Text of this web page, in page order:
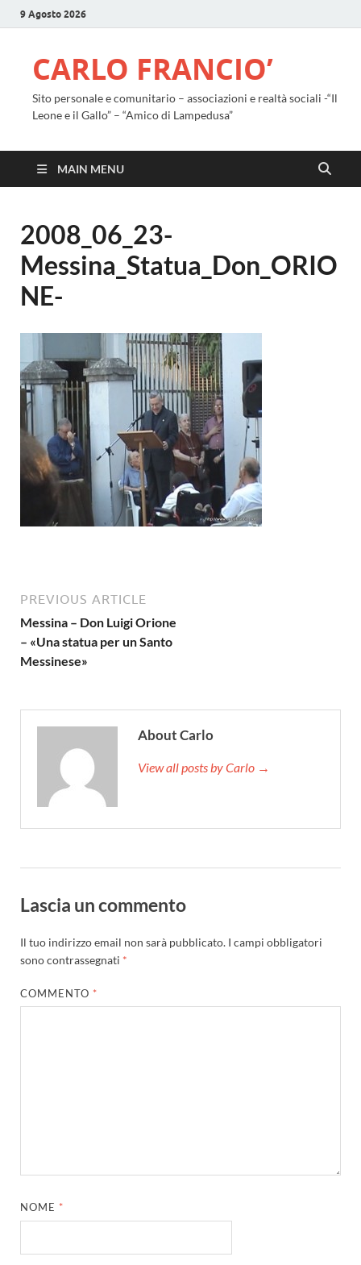
9 Agosto 2026
CARLO FRANCIO’
Sito personale e comunitario – associazioni e realtà sociali -“Il
Leone e il Gallo” – “Amico di Lampedusa”
MAIN MENU
2008_06_23-
Messina_Statua_Don_ORIO
NE-
PREVIOUS ARTICLE
Messina – Don Luigi Orione
– «Una statua per un Santo
Messinese»
About Carlo
View all posts by Carlo →
Lascia un commento
Il tuo indirizzo email non sarà pubblicato. I campi obbligatori
sono contrassegnati *
COMMENTO *
NOME *